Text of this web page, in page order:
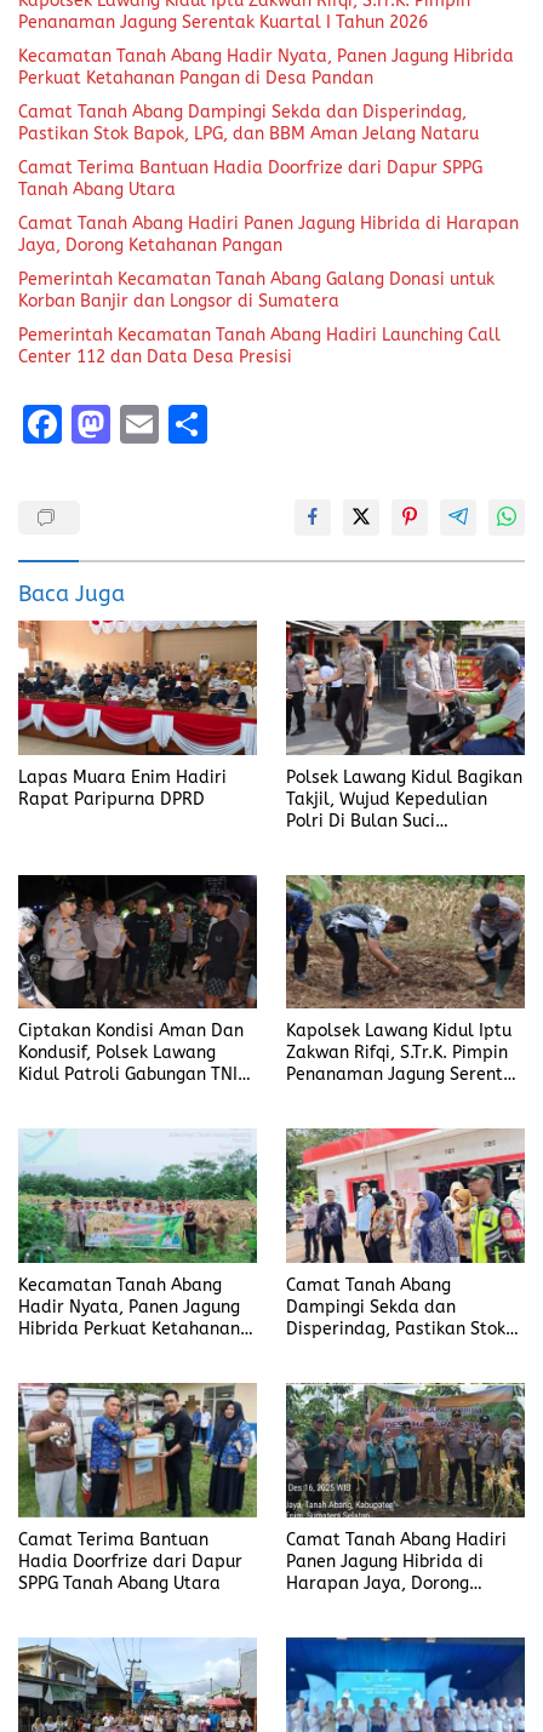
Penanaman Jagung Serentak Kuartal I Tahun 2026
Kecamatan Tanah Abang Hadir Nyata, Panen Jagung Hibrida
Perkuat Ketahanan Pangan di Desa Pandan
Camat Tanah Abang Dampingi Sekda dan Disperindag,
Pastikan Stok Bapok, LPG, dan BBM Aman Jelang Nataru
Camat Terima Bantuan Hadia Doorfrize dari Dapur SPPG
Tanah Abang Utara
Camat Tanah Abang Hadiri Panen Jagung Hibrida di Harapan
Jaya, Dorong Ketahanan Pangan
Pemerintah Kecamatan Tanah Abang Galang Donasi untuk
Korban Banjir dan Longsor di Sumatera
Pemerintah Kecamatan Tanah Abang Hadiri Launching Call
Center 112 dan Data Desa Presisi
F
o
o
k
M
d
o
n
E
Baca Juga
Lapas Muara Enim Hadiri
Rapat Paripurna DPRD
Polsek Lawang Kidul Bagikan
Takjil, Wujud Kepedulian
Polri Di Bulan Suci
Ciptakan Kondisi Aman Dan
Kondusif, Polsek Lawang
Kidul Patroli Gabungan TNI–
Kapolsek Lawang Kidul Iptu
Zakwan Rifqi, S.Tr.K. Pimpin
Penanaman Jagung Serentak
Kecamatan Tanah Abang
Hadir Nyata, Panen Jagung
Hibrida Perkuat Ketahanan
Camat Tanah Abang
Dampingi Sekda dan
Disperindag, Pastikan Stok
Camat Terima Bantuan
Hadia Doorfrize dari Dapur
SPPG Tanah Abang Utara
Camat Tanah Abang Hadiri
Panen Jagung Hibrida di
Harapan Jaya, Dorong